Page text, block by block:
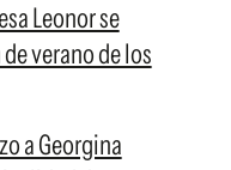
Leonor se
verano de los
a Georgina